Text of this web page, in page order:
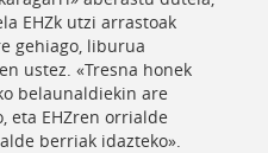
EHZk utzi arrastoak
gehiago, liburua
ustez. «Tresna honek
belaunaldiekin are
eta EHZren orrialde
berriak idazteko».